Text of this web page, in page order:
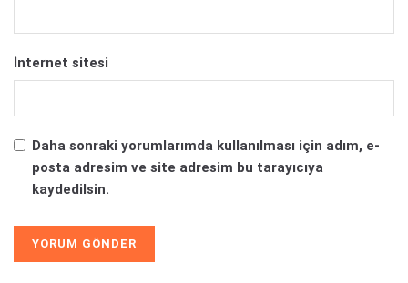
İnternet sitesi
Daha sonraki yorumlarımda kullanılması için adım, e-
posta adresim ve site adresim bu tarayıcıya
kaydedilsin.